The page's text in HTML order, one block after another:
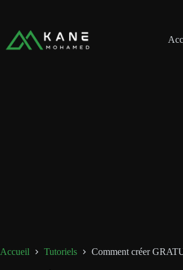
Accueil Tutoriels Comment créer